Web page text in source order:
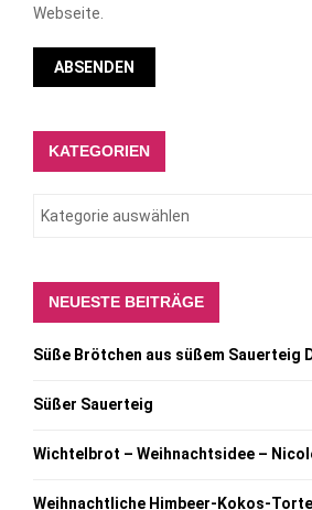
Webseite.
KATEGORIEN
NEUESTE BEITRÄGE
Süße Brötchen aus süßem Sauerteig
Süßer Sauerteig
Wichtelbrot – Weihnachtsidee –
Weihnachtliche Himbeer-Kokos-